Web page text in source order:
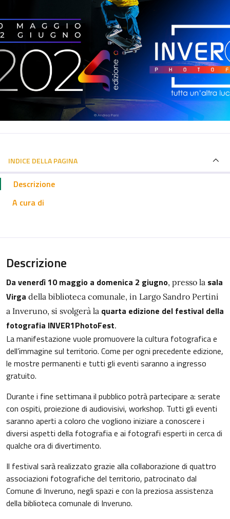
INDICE DELLA PAGINA
Descrizione
A cura di
Descrizione
Da venerdì 10 maggio a domenica 2 giugno, presso la sala
Virga della biblioteca comunale, in Largo Sandro Pertini
a Inveruno, si svolgerà la quarta edizione del festival della
fotografia INVER1PhotoFest.
La manifestazione vuole promuovere la cultura fotografica e
dell’immagine sul territorio. Come per ogni precedente edizione,
le mostre permanenti e tutti gli eventi saranno a ingresso
gratuito.
Durante i fine settimana il pubblico potrà partecipare a: serate
con ospiti, proiezione di audiovisivi, workshop. Tutti gli eventi
saranno aperti a coloro che vogliono iniziare a conoscere i
diversi aspetti della fotografia e ai fotografi esperti in cerca di
qualche ora di divertimento.
Il festival sarà realizzato grazie alla collaborazione di quattro
associazioni fotografiche del territorio, patrocinato dal
Comune di Inveruno, negli spazi e con la preziosa assistenza
della biblioteca comunale di Inveruno.